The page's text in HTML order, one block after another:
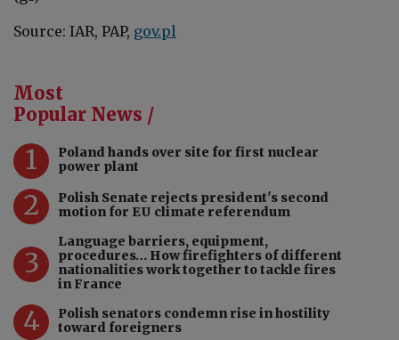
Source: IAR, PAP, gov.pl
Most
Popular News /
1
Poland hands over site for first nuclear
power plant
2
Polish Senate rejects president's second
motion for EU climate referendum
3
Language barriers, equipment,
procedures… How firefighters of different
nationalities work together to tackle fires
in France
4
Polish senators condemn rise in hostility
toward foreigners